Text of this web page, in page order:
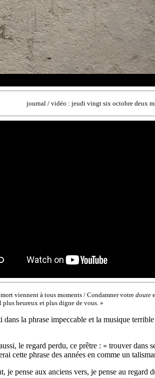
journal / vidéo : jeudi vingt six octobre deux
viennent à tous moments / Condamner votre doute
heureux et plus digne de vous. »
la phrase impeccable et la musique
le regard perdu, ce prêtre : « trouver
cette phrase des années en comme un
pense aux anciens vers, je pense au